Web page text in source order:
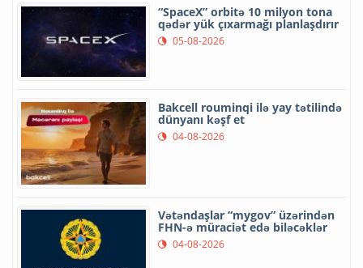
“SpaceX” orbitə 10 milyon tona
qədər yük çıxarmağı planlaşdırır
05-08-2026
Bakcell rouminqi ilə yay tətilində
dünyanı kəşf et
04-08-2026
Vətəndaşlar “mygov” üzərindən
FHN-ə müraciət edə biləcəklər
04-08-2026